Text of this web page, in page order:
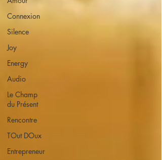
Connexion
Silence
Joy
Energy
Audio
Le Champ
du Présent
Rencontre
TOut DOux
Entrepreneur